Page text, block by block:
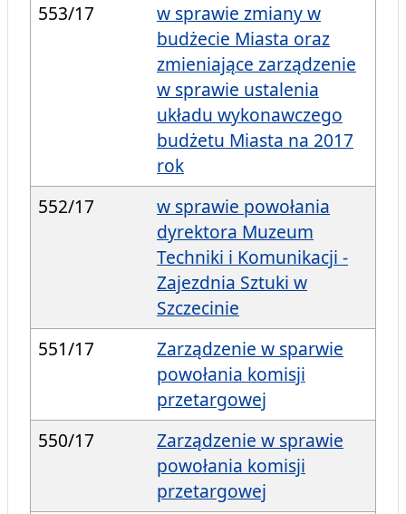
553/17
w sprawie zmiany w
budżecie Miasta oraz
zmieniające zarządzenie
w sprawie ustalenia
układu wykonawczego
budżetu Miasta na 2017
rok
552/17
w sprawie powołania
dyrektora Muzeum
Techniki i Komunikacji -
Zajezdnia Sztuki w
Szczecinie
551/17
Zarządzenie w sparwie
powołania komisji
przetargowej
550/17
Zarządzenie w sprawie
powołania komisji
przetargowej